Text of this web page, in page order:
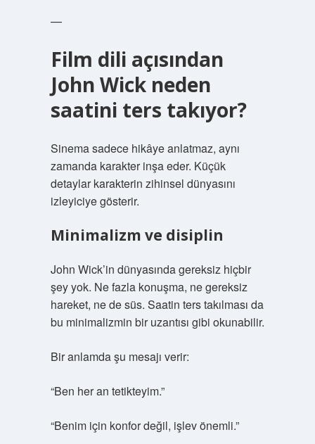
—
Film dili açısından
John Wick neden
saatini ters takıyor?
Sinema sadece hikâye anlatmaz, aynı
zamanda karakter inşa eder. Küçük
detaylar karakterin zihinsel dünyasını
izleyiciye gösterir.
Minimalizm ve disiplin
John Wick’in dünyasında gereksiz hiçbir
şey yok. Ne fazla konuşma, ne gereksiz
hareket, ne de süs. Saatin ters takılması da
bu minimalizmin bir uzantısı gibi okunabilir.
Bir anlamda şu mesajı verir:
“Ben her an tetikteyim.”
“Benim için konfor değil, işlev önemli.”